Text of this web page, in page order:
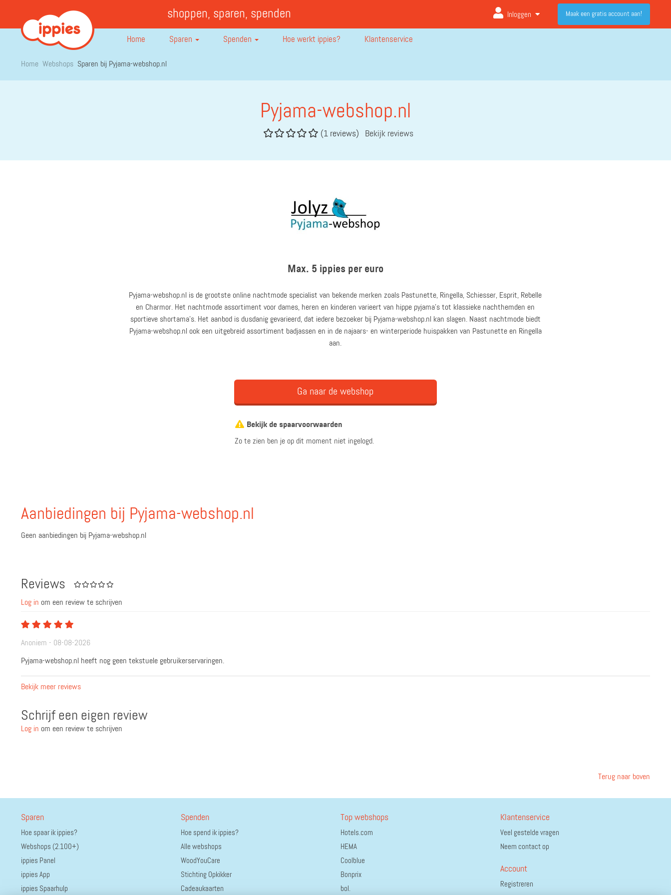
shoppen, sparen, spenden Inloggen Maak een gratis account aan!
Home Sparen Spenden Hoe werkt ippies? Klantenservice
Home Webshops Sparen bij Pyjama-webshop.nl
Pyjama-webshop.nl
(1 reviews) Bekijk reviews
Max. 5 ippies per euro
Pyjama-webshop.nl is de grootste online nachtmode specialist van bekende merken zoals Pastunette, Ringella, Schiesser, Esprit, Rebelle
en Charmor. Het nachtmode assortiment voor dames, heren en kinderen varieert van hippe pyjama’s tot klassieke nachthemden en
sportieve shortama’s. Het aanbod is dusdanig gevarieerd, dat iedere bezoeker bij Pyjama-webshop.nl kan slagen. Naast nachtmode biedt
Pyjama-webshop.nl ook een uitgebreid assortiment badjassen en in de najaars- en winterperiode huispakken van Pastunette en Ringella
aan.
Ga naar de webshop
Bekijk de spaarvoorwaarden
Zo te zien ben je op dit moment niet ingelogd.
Aanbiedingen bij Pyjama-webshop.nl
Geen aanbiedingen bij Pyjama-webshop.nl
Reviews
Log in om een review te schrijven
Anoniem - 08-08-2026
Pyjama-webshop.nl heeft nog geen tekstuele gebruikerservaringen.
Bekijk meer reviews
Schrijf een eigen review
Log in om een review te schrijven
Terug naar boven
Sparen
Hoe spaar ik ippies?
Webshops (2.100+)
ippies Panel
ippies App
ippies Spaarhulp
Spenden
Hoe spend ik ippies?
Alle webshops
WoodYouCare
Stichting Opkikker
Cadeaukaarten
Top webshops
Hotels.com
HEMA
Coolblue
Bonprix
bol.
Klantenservice
Veel gestelde vragen
Neem contact op
Account
Registreren